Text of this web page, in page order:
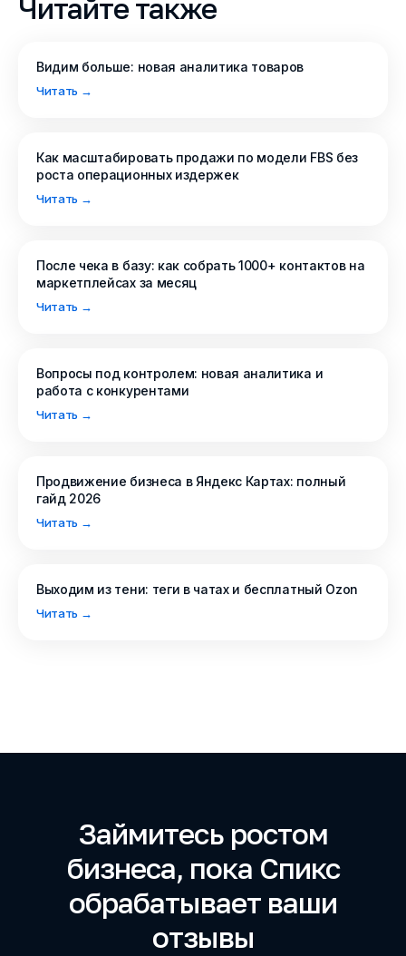
Читайте также
Видим больше: новая аналитика товаров
Читать →
Как масштабировать продажи по модели FBS без
роста операционных издержек
Читать →
После чека в базу: как собрать 1000+ контактов на
маркетплейсах за месяц
Читать →
Вопросы под контролем: новая аналитика и
работа с конкурентами
Читать →
Продвижение бизнеса в Яндекс Картах: полный
гайд 2026
Читать →
Выходим из тени: теги в чатах и бесплатный Ozon
Читать →
Займитесь ростом
бизнеса, пока Спикс
обрабатывает ваши
отзывы